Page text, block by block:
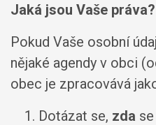
Jaká jsou Vaše práva?
Pokud Vaše osobní
nějaké agendy v obci
obec je zpracovává
Dotázat se, zda